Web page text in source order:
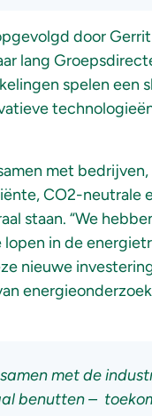
door
lang
spelen een
met
CO2-neutrale
staan. “We
in de
nieuwe
met de
benutten –